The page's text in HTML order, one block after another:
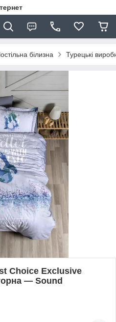
білизна Турецькі
Choice Exclusive
— Sound